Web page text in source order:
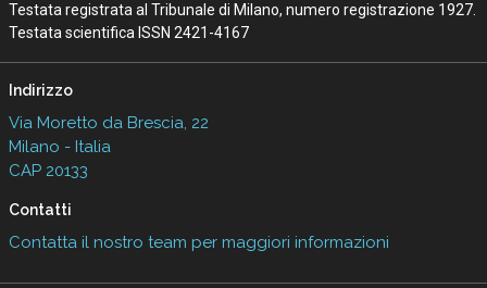
Testata registrata al Tribunale di Milano, numero registrazione 1927.
Testata scientifica ISSN 2421-4167
Indirizzo
Via Moretto da Brescia, 22
Milano - Italia
CAP 20133
Contatti
Contatta il nostro team per maggiori informazioni